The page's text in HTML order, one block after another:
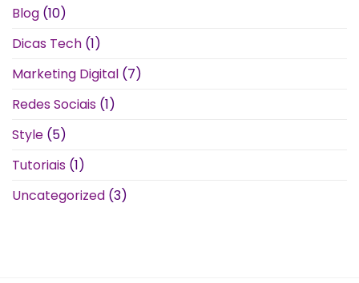
Blog (10)
Dicas Tech (1)
Marketing Digital (7)
Redes Sociais (1)
Style (5)
Tutoriais (1)
Uncategorized (3)